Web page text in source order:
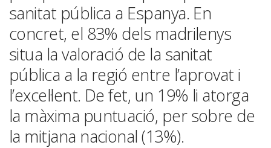
sanitat pública a Espanya. En
concret, el 83% dels madrilenys
situa la valoració de la sanitat
pública a la regió entre l’aprovat i
l’excel·lent. De fet, un 19% li atorga
la màxima puntuació, per sobre de
la mitjana nacional (13%).